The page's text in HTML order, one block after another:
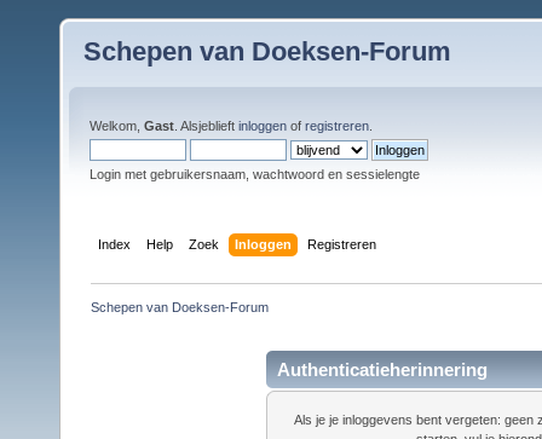
Schepen van Doeksen-Forum
Welkom, Gast . Alsjeblieft inloggen of registreren
Login met gebruikersnaam, wachtwoord en sessielengte
Index Help Zoek Inloggen Registreren
Schepen van Doeksen-Forum
Authenticatieherinnering
Als je je inloggevens bent vergeten: